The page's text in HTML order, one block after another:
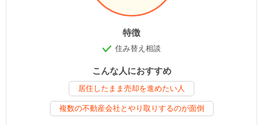
特徴
住み替え相談
こんな人におすすめ
居住したまま売却を進めたい人
複数の不動産会社とやり取りするのが面倒